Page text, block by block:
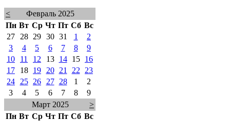
<
Февраль 2025
Пн Вт Ср Чт Пт Сб Вс
27
28 29 30 31 1
2
3
4 5 6 7 8
9
10
11 12 13 14 15
16
17
18 19 20 21 22
23
24
25 26 27 28 1
2
3
4 5 6 7 8
9
Март 2025
>
Пн Вт Ср Чт Пт Сб Вс